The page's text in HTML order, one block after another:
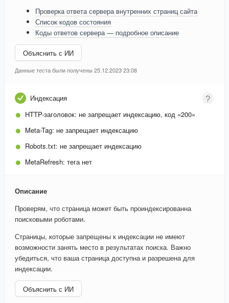
Проверка ответа сервера внутренних страниц сайта
Список кодов состояния
Коды ответов сервера — подробное описание
Объяснить с ИИ
Данные теста были получены 25.12.2023 23:08
Индексация
HTTP-заголовок: не запрещает индексацию, код «200»
Meta-Tag: не запрещает индексацию
Robots.txt: не запрещает индексацию
MetaRefresh: тега нет
Описание
Проверям, что страница может быть проиндексированна
поисковыми роботами.
Страницы, которые запрещены к индексации не имеют
возможности занять место в результатах поиска. Важно
убедиться, что ваша страница доступна и разрешена для
индексации.
Объяснить с ИИ